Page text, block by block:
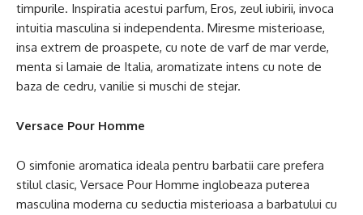
timpurile. Inspiratia acestui parfum, Eros, zeul iubirii, invoca
intuitia masculina si independenta. Miresme misterioase,
insa extrem de proaspete, cu note de varf de mar verde,
menta si lamaie de Italia, aromatizate intens cu note de
baza de cedru, vanilie si muschi de stejar.
Versace Pour Homme
O simfonie aromatica ideala pentru barbatii care prefera
stilul clasic, Versace Pour Homme inglobeaza puterea
masculina moderna cu seductia misterioasa a barbatului cu